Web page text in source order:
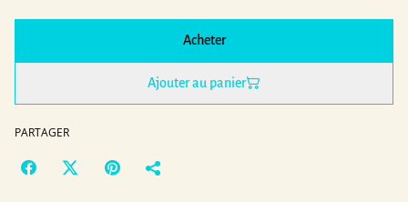
Acheter
Ajouter au panier
PARTAGER